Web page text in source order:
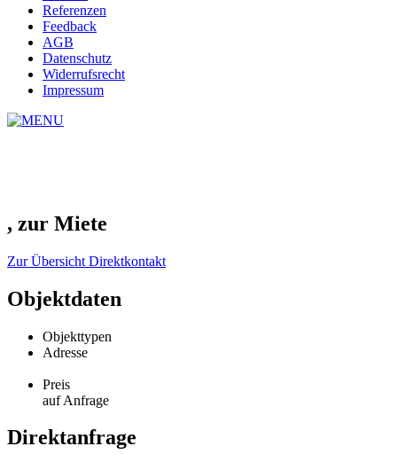
Referenzen
Feedback
AGB
Datenschutz
Widerrufsrecht
Impressum
, zur Miete
Zur Übersicht Direktkontakt
Objektdaten
Objekttypen
Adresse
Preis
auf Anfrage
Direktanfrage